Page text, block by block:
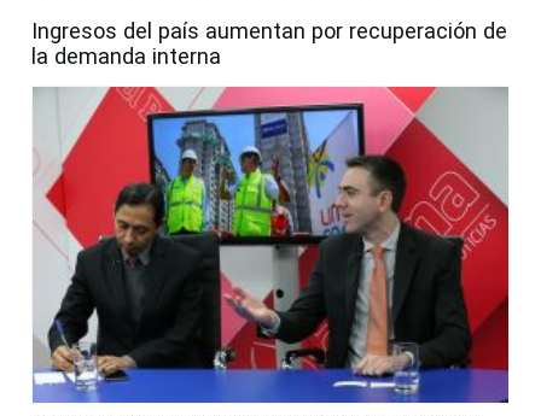
Ingresos del país aumentan por recuperación de
la demanda interna